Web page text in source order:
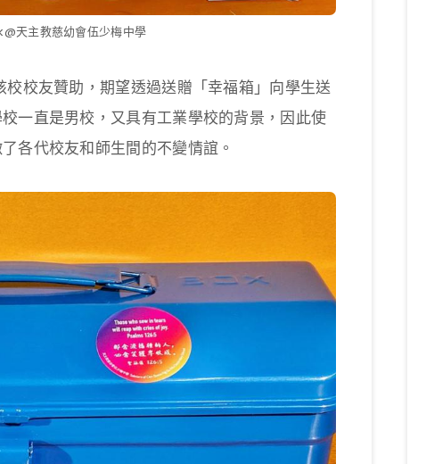
天主教慈幼會伍少梅中學
校友贊助，期望透過送贈「幸福箱」向學生送
一直是男校，又具有工業學校的背景，因此使
各代校友和師生間的不變情誼。